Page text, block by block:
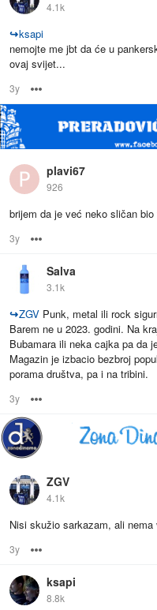
4.1k
↪ksapi
nemojte me jbt da će u
ovaj svijet...
3y
plavi67
926
brijem da je već neko sličan
3y
Salva
3.1k
↪ZGV Punk, metal ili rock
Barem ne u 2023. godini. Na
Bubamara ili neka cajka pa da
Magazin je izbacio bezbroj
porama društva, pa i na tribini.
3y
ZGV
4.1k
Nisi skužio sarkazam, ali
3y
ksapi
8.8k